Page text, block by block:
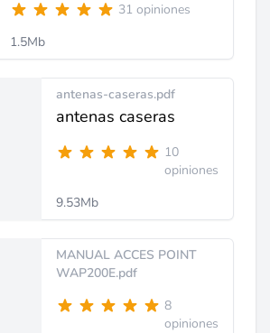
31 opiniones
1.5Mb
antenas-caseras.pdf
antenas caseras
10
opiniones
9.53Mb
MANUAL ACCES POINT
WAP200E.pdf
8
opiniones